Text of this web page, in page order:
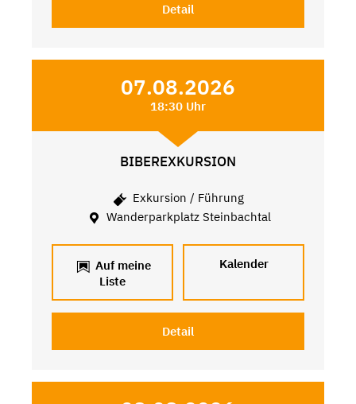
Detail
07.08.2026
18:30 Uhr
BIBEREXKURSION
Exkursion / Führung
Wanderparkplatz Steinbachtal
Auf meine
Liste
Kalender
Detail